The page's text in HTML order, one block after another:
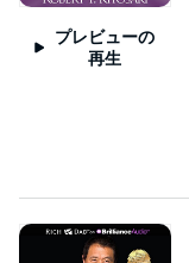
プレビューの
再生